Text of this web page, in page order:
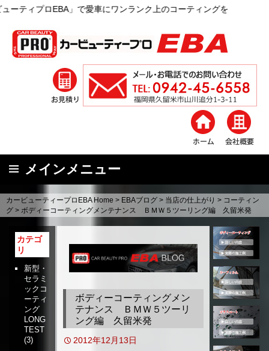
愛車にワンランク上のコーティングを
メインメニュー
コ
ン
カービューティープロEBA Home > EBAブログ > 当店の仕上がり > コーティン
グ > ボディーコーティングメンテナンス ＢＭＷ５ツーリング編 久留米発
ボディーコーティングメン
テナンス ＢＭＷ５ツーリ
ング編 久留米発
2012年12月13日
カテゴ
リ
新型・
セラミ
ックコ
ーティ
ング
LONG
TEST
(3)